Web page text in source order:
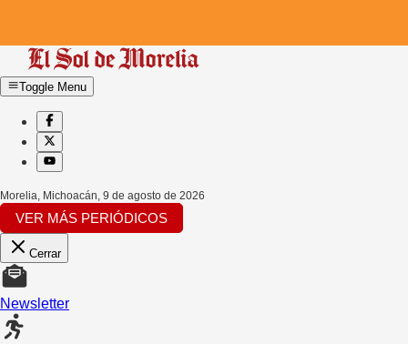
Toggle Menu
Morelia, Michoacán, 9 de agosto de 2026
VER MÁS PERIÓDICOS
Cerrar
Newsletter